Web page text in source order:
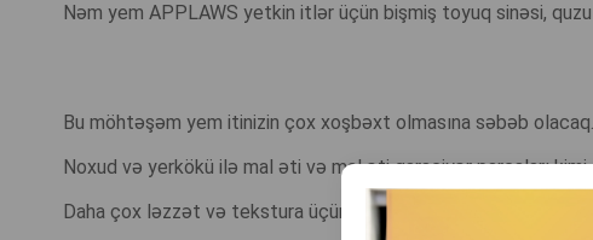
Nəm yem APPLAWS yetkin itlər üçün bişmiş toyuq sinəsi,
Bu möhtəşəm yem itinizin çox xoşbəxt olmasına səbəb olacaq.
Noxud və yerkökü ilə mal əti və mal əti qaraciyər parçaları kimi
Daha çox ləzzət və tekstura üçün bu reseptə lobya da əlavə